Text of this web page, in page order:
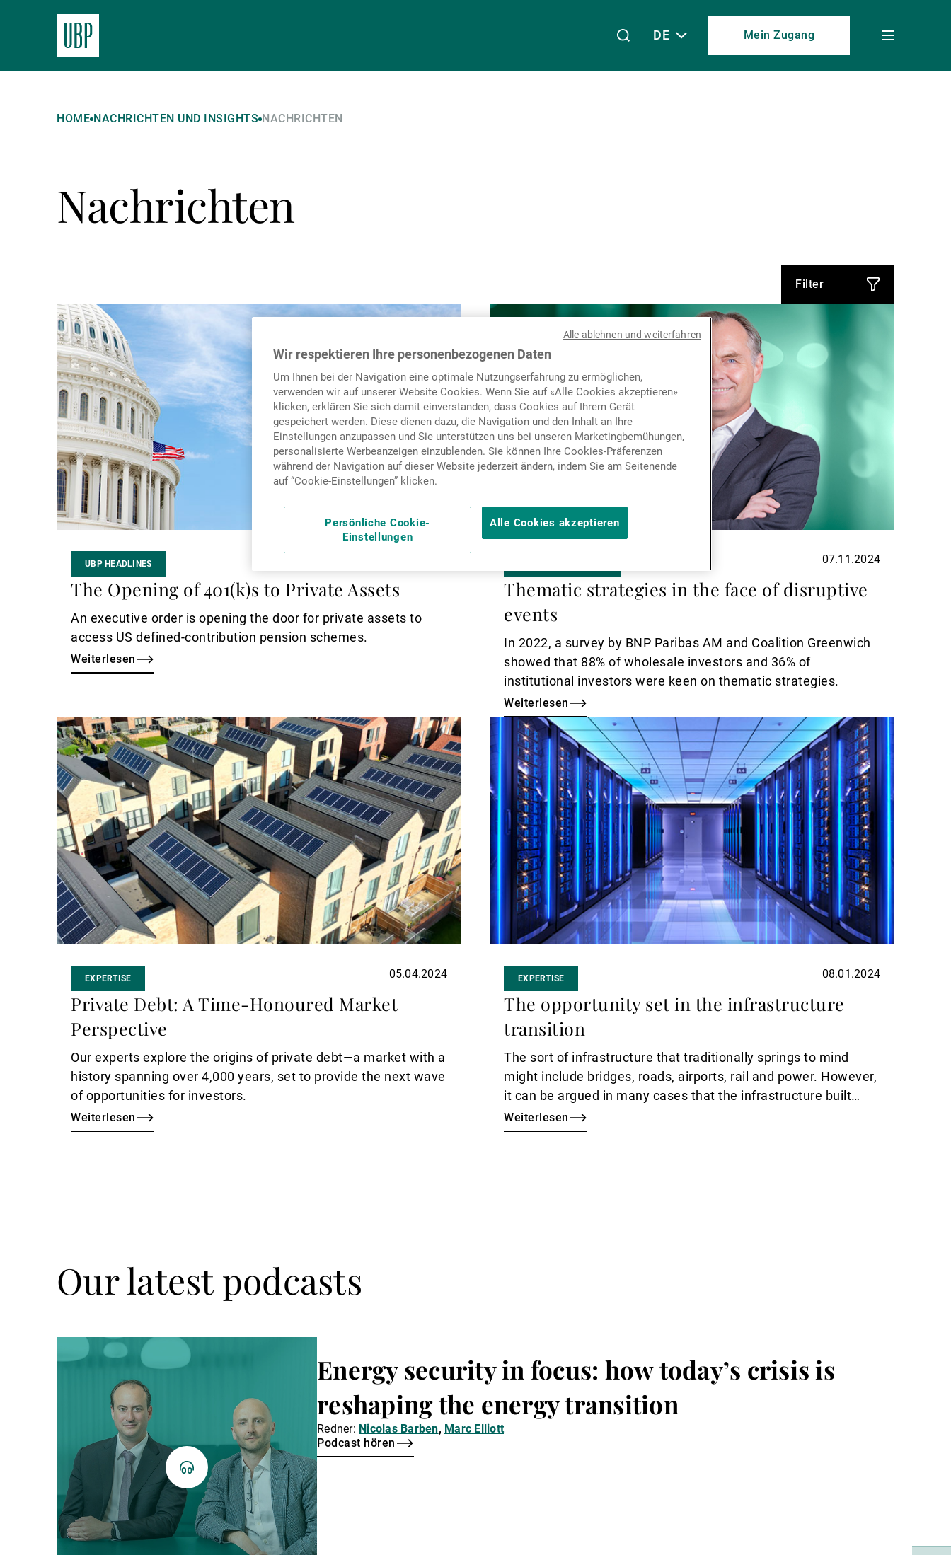
Kontakte
DE Mein Zugang
Toggle
HOME NACHRICHTEN UND INSIGHTS NACHRICHTEN
Nachrichten
Filter
Weiterlesen
UBP HEADLINES
The Opening of 401(k)s to Private Assets
An executive order is opening the door for private assets to
access US defined-contribution pension schemes.
Weiterlesen
Weiterlesen
07.11.2024
Thematic strategies in the face of disruptive
events
In 2022, a survey by BNP Paribas AM and Coalition Greenwich
showed that 88% of wholesale investors and 36% of
institutional investors were keen on thematic strategies.
Weiterlesen
Weiterlesen
EXPERTISE 05.04.2024
Private Debt: A Time-Honoured Market
Perspective
Our experts explore the origins of private debt—a market with a
history spanning over 4,000 years, set to provide the next wave
of opportunities for investors.
Weiterlesen
Weiterlesen
EXPERTISE 08.01.2024
The opportunity set in the infrastructure
transition
The sort of infrastructure that traditionally springs to mind
might include bridges, roads, airports, rail and power. However,
it can be argued in many cases that the infrastructure built
over the last few decades is no longer fit for the future needs
of society, given the heightened geopolitical risk, changing
Weiterlesen
Our latest podcasts
Podcast
hören
Energy security in focus: how today’s crisis is
reshaping the energy transition
Redner: Nicolas Barben, Marc Elliott
Podcast hören
Wir respektieren Ihre personenbezogenen Daten
Um Ihnen bei der Navigation eine optimale Nutzungserfahrung zu ermöglichen,
verwenden wir auf unserer Website Cookies. Wenn Sie auf «Alle Cookies akzeptieren»
klicken, erklären Sie sich damit einverstanden, dass Cookies auf Ihrem Gerät
gespeichert werden. Diese dienen dazu, die Navigation und den Inhalt an Ihre
Einstellungen anzupassen und Sie unterstützen uns bei unseren Marketingbemühungen,
personalisierte Werbeanzeigen einzublenden. Sie können Ihre Cookies-Präferenzen
während der Navigation auf dieser Website jederzeit ändern, indem Sie am Seitenende
auf “Cookie-Einstellungen” klicken.
Persönliche Cookie-
Einstellungen
Alle Cookies akzeptieren
Alle ablehnen und weiterfahren